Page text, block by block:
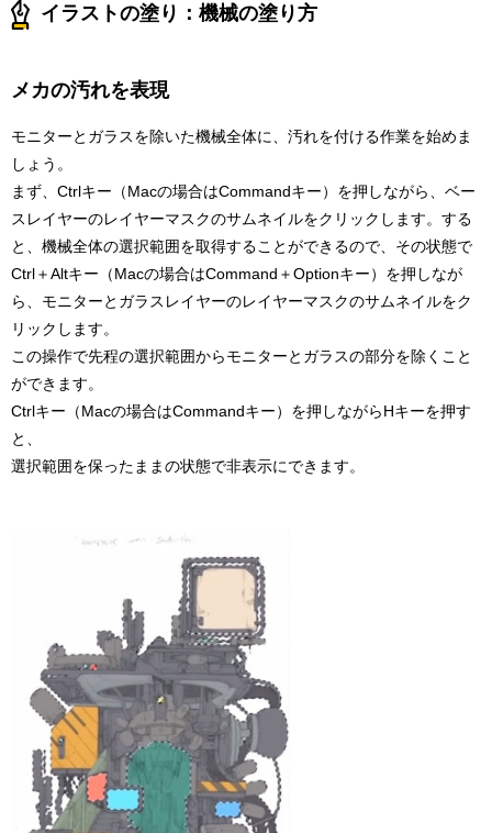
イラストの塗り：機械の塗り方
メカの汚れを表現
モニターとガラスを除いた機械全体に、汚れを付ける作業を始めま
しょう。
まず、Ctrlキー（Macの場合はCommandキー）を押しながら、ベー
スレイヤーのレイヤーマスクのサムネイルをクリックします。する
と、機械全体の選択範囲を取得することができるので、その状態で
Ctrl＋Altキー（Macの場合はCommand＋Optionキー）を押しなが
ら、モニターとガラスレイヤーのレイヤーマスクのサムネイルをク
リックします。
この操作で先程の選択範囲からモニターとガラスの部分を除くこと
ができます。
Ctrlキー（Macの場合はCommandキー）を押しながらHキーを押す
と、
選択範囲を保ったままの状態で非表示にできます。